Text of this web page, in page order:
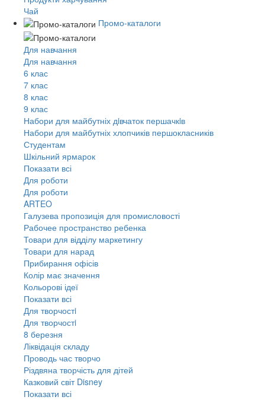
Чай
Промо-каталоги
Для навчання
Для навчання
6 клас
7 клас
8 клас
9 клас
Набори для майбутніх дiвчаток першачкiв
Набори для майбутніх хлопчиків першокласників
Студентам
Шкільний ярмарок
Показати всі
Для роботи
Для роботи
ARTEO
Галузева пропозиція для промисловості
Рабочее пространство ребенка
Товари для відділу маркетингу
Товари для нарад
Прибирання офісів
Колір має значення
Кольорові ідеї
Показати всі
Для творчостi
Для творчостi
8 березня
Ліквідація складу
Проводь час творчо
Різдвяна творчість для дітей
Казковий світ Disney
Показати всі